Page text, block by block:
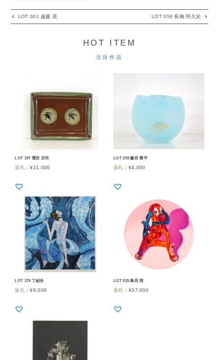
LOT 001 遠藤 晃 LOT 058 長橋 阿久於
HOT ITEM
注目作品
LOT 197 濱田 庄司
落札 ：¥21,000
LOT 203 藤田 喬平
落札 ： ¥4,000
LOT 175 丁紹光
落札 ：¥6,000
LOT 025 島田 萌
落札 ： ¥37,000